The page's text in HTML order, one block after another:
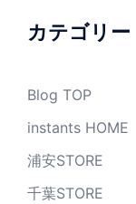
ブ
カテゴリー
Blog TOP
instants HOME
浦安STORE
千葉STORE